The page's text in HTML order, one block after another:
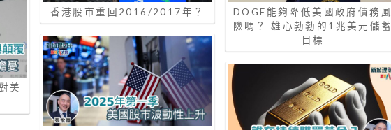
美
香港股市重回2016/2017年？
DOGE能夠降低美國政府債務風
險嗎？ 雄心勃勃的1兆美元儲蓄
目標